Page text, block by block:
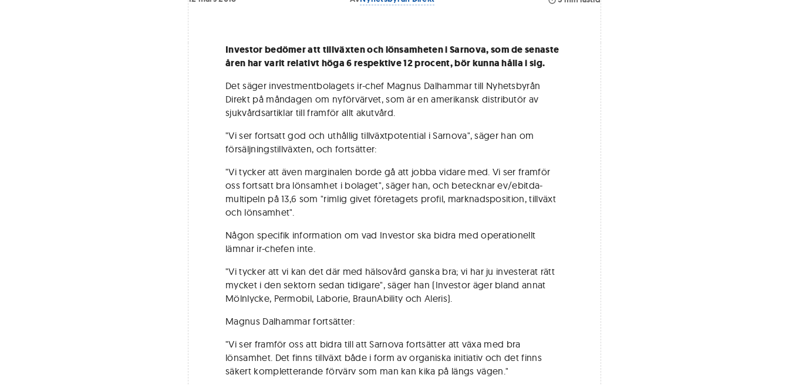
Investor bedömer att tillväxten och lönsamheten i Sarnova, som de senaste
åren har varit relativt höga 6 respektive 12 procent, bör kunna hålla i sig.
Det säger investmentbolagets ir-chef Magnus Dalhammar till Nyhetsbyrån
Direkt på måndagen om nyförvärvet, som är en amerikansk distributör av
sjukvårdsartiklar till framför allt akutvård.
"Vi ser fortsatt god och uthållig tillväxtpotential i Sarnova", säger han om
försäljningstillväxten, och fortsätter:
"Vi tycker att även marginalen borde gå att jobba vidare med. Vi ser framför
oss fortsatt bra lönsamhet i bolaget", säger han, och betecknar ev/ebitda-
multipeln på 13,6 som "rimlig givet företagets profil, marknadsposition, tillväxt
och lönsamhet".
Någon specifik information om vad Investor ska bidra med operationellt
lämnar ir-chefen inte.
"Vi tycker att vi kan det där med hälsovård ganska bra; vi har ju investerat rätt
mycket i den sektorn sedan tidigare", säger han (Investor äger bland annat
Mölnlycke, Permobil, Laborie, BraunAbility och Aleris).
Magnus Dalhammar fortsätter:
"Vi ser framför oss att bidra till att Sarnova fortsätter att växa med bra
lönsamhet. Det finns tillväxt både i form av organiska initiativ och det finns
säkert kompletterande förvärv som man kan kika på längs vägen."